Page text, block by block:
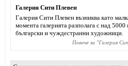
Галерия Сити Плевен
Галерия Сити Плевен възниква като
момента галерията разполага с над 5000
български и чуждестранни художници.
Повече за "Галерия